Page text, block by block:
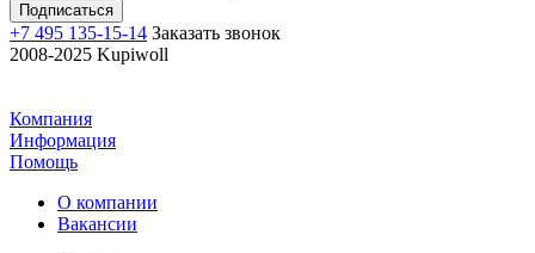
+7 495 135-15-14 Заказать звонок
2008-2025 Kupiwoll
Компания
Информация
Помощь
О компании
Вакансии